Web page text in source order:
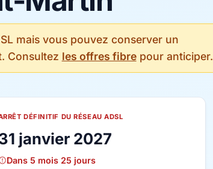
mais vous pouvez conserver un
Consultez les offres fibrepour anticiper.
DÉFINITIF DU RÉSEAU ADSL
janvier 2027
Dans 5 mois 25 jours